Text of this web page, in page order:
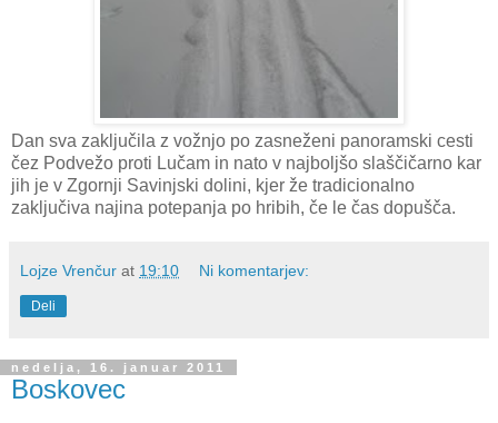
Dan sva zaključila z vožnjo po zasneženi panoramski cesti
čez Podvežo proti Lučam in nato v najboljšo slaščičarno kar
jih je v Zgornji Savinjski dolini, kjer že tradicionalno
zaključiva najina potepanja po hribih, če le čas dopušča.
Lojze Vrenčur at 19:10 Ni komentarjev:
Deli
nedelja, 16. januar 2011
Boskovec